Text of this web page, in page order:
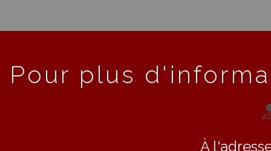
Pour plus
À